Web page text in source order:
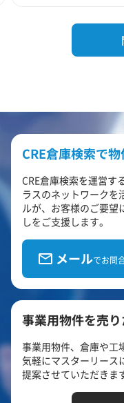
CRE倉庫検索で
CRE倉庫検索を運営す
ラスのネットワークを
ルが、お客様のご要望
しをご支援します。
メールでお問
事業用物件を売
事業用物件、倉庫や工
気軽にマスターリース
提案させていただきま